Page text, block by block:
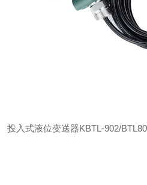
投入式液位变送器KBTL-902/